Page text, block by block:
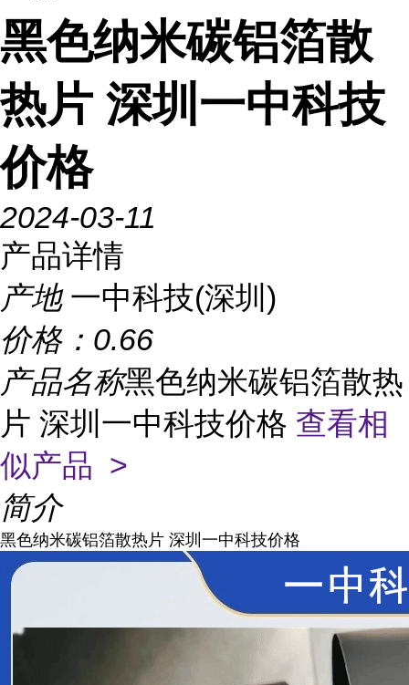
黑色纳米碳铝箔散
热片 深圳一中科技
价格
2024-03-11
产品详情
产地 一中科技(深圳)
价格： 0.66
产品名称黑色纳米碳铝箔散热
片 深圳一中科技价格 查看相
似产品 >
简介
黑色纳米碳铝箔散热片 深圳一中科技价格